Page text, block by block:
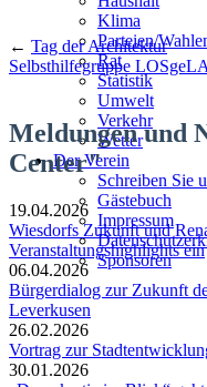
Klima
Parteien/
Rat
Statistik
Umwelt
Verkehr
Wetter
Der Verein
Schreiben Sie
Gästebuch
Impressum
Sponsoren
← Tag der Architektur
Selbsthilfegruppe
Meldungen und
Center"
19.04.2026
Wiesdorfs Zukunft und
Veranstaltungshighlights ein
06.04.2026
Bürgerdialog zur Zukunft
Leverkusen
26.02.2026
Vortrag zur
30.01.2026